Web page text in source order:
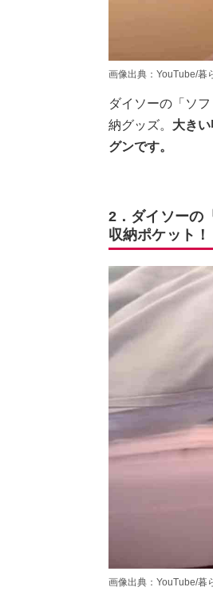
画像出典：YouTube/暮
ダイソーの「ソ
納グッズ。 大き
グンです。
2．ダイソーの
収納ポケット！
画像出典：YouTube/暮